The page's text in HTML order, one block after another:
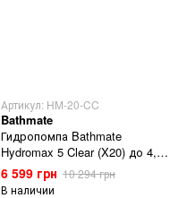
Артикул: HM-20-CC
Bathmate
Гидропомпа Bathmate
Hydromax 5 Clear (X20) до 4,5
см
6 599 грн 10 294 грн
В наличии